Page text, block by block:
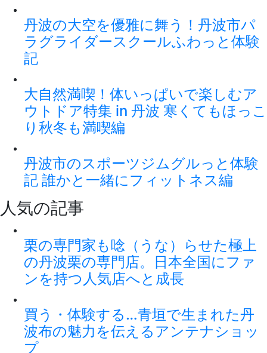
丹波の大空を優雅に舞う！丹波市パ
ラグライダースクールふわっと体験
記
大自然満喫！体いっぱいで楽しむア
ウトドア特集 in 丹波 寒くてもほっこ
り秋冬も満喫編
丹波市のスポーツジムグルっと体験
記 誰かと一緒にフィットネス編
人気の記事
栗の専門家も唸（うな）らせた極上
の丹波栗の専門店。日本全国にファ
ンを持つ人気店へと成長
買う・体験する…青垣で生まれた丹
波布の魅力を伝えるアンテナショッ
プ